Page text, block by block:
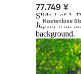
77.749 ¥
Kostenlose
Slide 1 of 1,
Japan, with
background.